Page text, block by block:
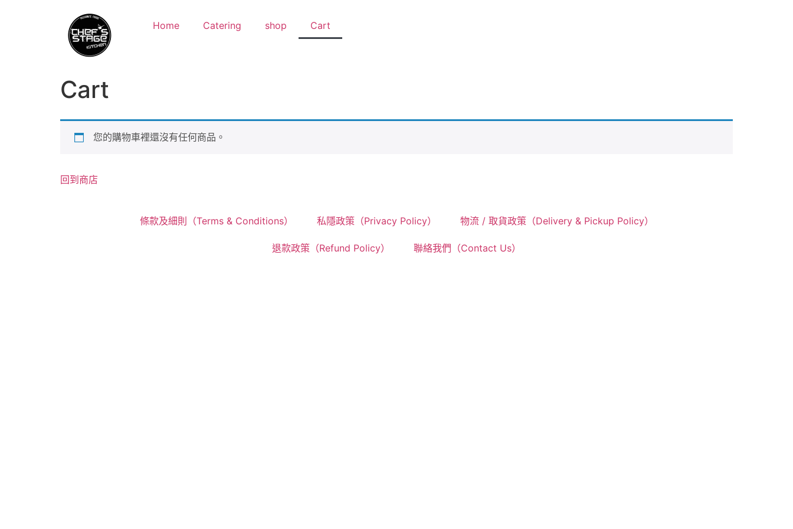
Home Catering shop Cart
Cart
您的購物車裡還沒有任何商品。
回到商店
條款及細則（Terms & Conditions） 私隱政策（Privacy Policy） 物流 / 取貨政策（Delivery & Pickup Policy）
退款政策（Refund Policy） 聯絡我們（Contact Us）